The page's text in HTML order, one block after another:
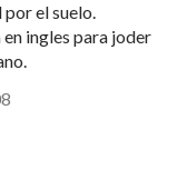
el suelo.
ingles para joder